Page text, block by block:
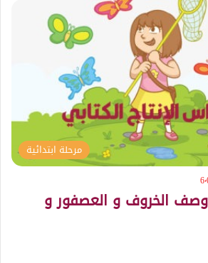
مرحلة ابتدائية
وصف الخروف و العصفور و